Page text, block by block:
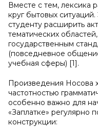
Вместе с тем, лексика
круг бытовых
студенту расширить
тематических
государственным
(повседневное
учебная сферы) [1].
Произведения Носова
частотностью
особенно важно для
«Заплатке» регулярно
конструкции: